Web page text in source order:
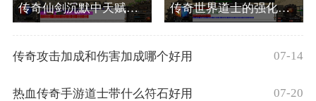
传奇仙剑沉默中天赋系统的介绍 传奇世界道士的强化骷髅厉害吗
传奇攻击加成和伤害加成哪个好用 07-14
热血传奇手游道士带什么符石好用 07-20